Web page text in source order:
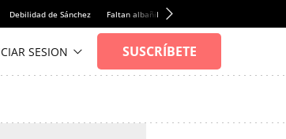
Debilidad de Sánchez Faltan albañiles